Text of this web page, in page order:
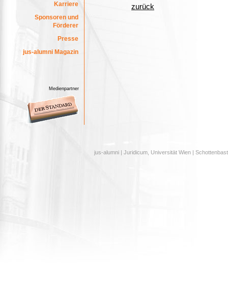
Karriere
Sponsoren und
Förderer
Presse
jus-alumni Magazin
Medienpartner
zurück
jus-alumni | Juridicum, Universität Wien |